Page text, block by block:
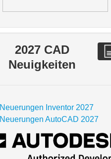
2027 CAD
Neuigkeiten
Neuerungen Inventor 2027
Neuerungen AutoCAD 2027